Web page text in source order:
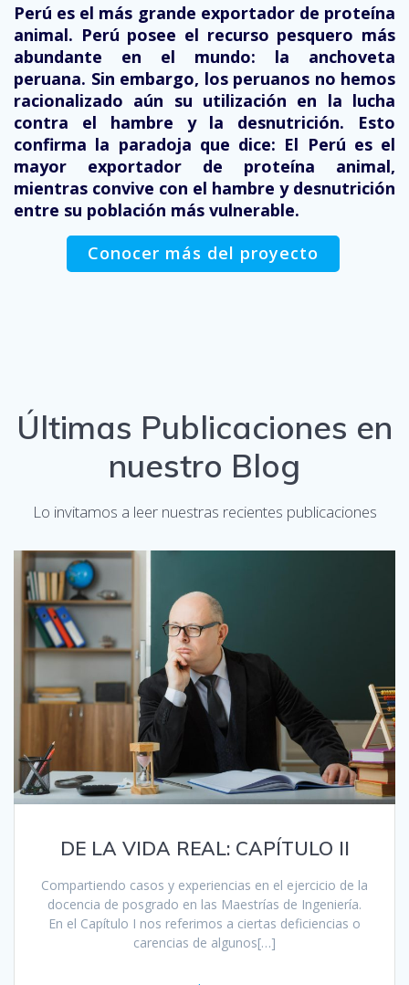
Perú es el más grande exportador de proteína
animal. Perú posee el recurso pesquero más
abundante en el mundo: la anchoveta
peruana. Sin embargo, los peruanos no hemos
racionalizado aún su utilización en la lucha
contra el hambre y la desnutrición. Esto
confirma la paradoja que dice: El Perú es el
mayor exportador de proteína animal,
mientras convive con el hambre y desnutrición
entre su población más vulnerable.
Conocer más del proyecto
Últimas Publicaciones en
nuestro Blog
Lo invitamos a leer nuestras recientes publicaciones
DE LA VIDA REAL: CAPÍTULO II
Compartiendo casos y experiencias en el ejercicio de la
docencia de posgrado en las Maestrías de Ingeniería.
En el Capítulo I nos referimos a ciertas deficiencias o
carencias de algunos[…]